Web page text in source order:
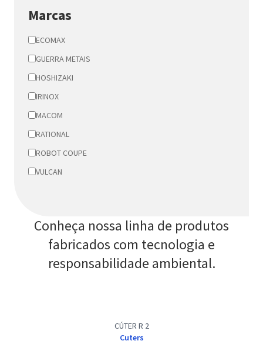
Marcas
ECOMAX
GUERRA METAIS
HOSHIZAKI
IRINOX
MACOM
RATIONAL
ROBOT COUPE
VULCAN
Conheça nossa linha de produtos
fabricados com tecnologia e
responsabilidade ambiental.
CÚTER R 2
Cuters